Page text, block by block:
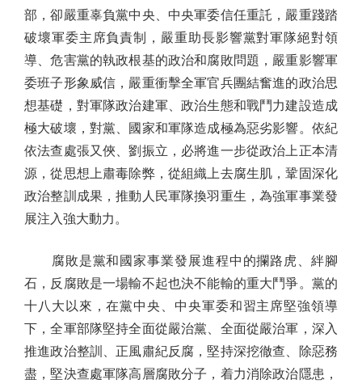
部，卻嚴重辜負黨中央、中央軍委信任重託，嚴重踐踏
破壞軍委主席負責制，嚴重助長影響黨對軍隊絕對領
導、危害黨的執政根基的政治和腐敗問題，嚴重影響軍
委班子形象威信，嚴重衝擊全軍官兵團結奮進的政治思
想基礎，對軍隊政治建軍、政治生態和戰鬥力建設造成
極大破壞，對黨、國家和軍隊造成極為惡劣影響。依紀
依法查處張又俠、劉振立，必將進一步從政治上正本清
源，從思想上肅毒除弊，從組織上去腐生肌，鞏固深化
政治整訓成果，推動人民軍隊換羽重生，為強軍事業發
展注入強大動力。
腐敗是黨和國家事業發展進程中的攔路虎、絆腳
石，反腐敗是一場輸不起也決不能輸的重大鬥爭。黨的
十八大以來，在黨中央、中央軍委和習主席堅強領導
下，全軍部隊堅持全面從嚴治黨、全面從嚴治軍，深入
推進政治整訓、正風肅紀反腐，堅持深挖徹查、除惡務
盡，堅決查處軍隊高層腐敗分子，着力消除政治隱患，